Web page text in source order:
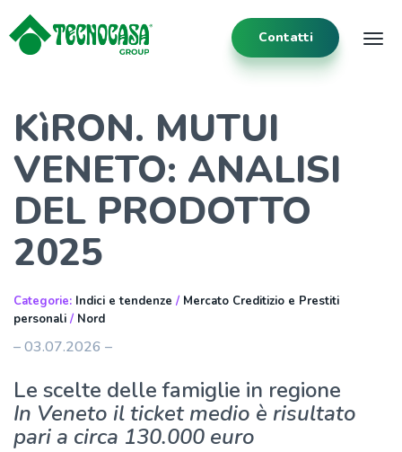
Contatti
KìRON. MUTUI
VENETO: ANALISI
DEL PRODOTTO
2025
Categorie: Indici e tendenze / Mercato Creditizio e Prestiti
personali / Nord
– 03.07.2026 –
Le scelte delle famiglie in regione
In Veneto il ticket medio è risultato
pari a circa 130.000 euro